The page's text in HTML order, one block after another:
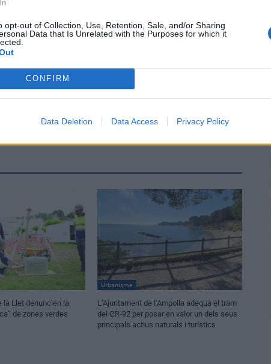
opt-out of Collection, Use, Retention, Sale, and/or Sharing
Data that Is Unrelated with the Purposes for which it
CONFIRM
Data Deletion Data Access Privacy Policy
la Llet denuncien la
de zones verdes
Urbanisme
L’Ajuntament de l’Ampolla adequa el tram
del GR-92 per posar en valor un dels seus
principals actius naturals i turístics